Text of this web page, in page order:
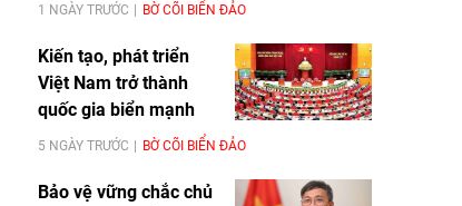
1 NGÀY TRƯỚC BỜ CÕI BIỂN ĐẢO
Kiến tạo, phát triển
Việt Nam trở thành
quốc gia biển mạnh
5 NGÀY TRƯỚC BỜ CÕI BIỂN ĐẢO
Bảo vệ vững chắc chủ